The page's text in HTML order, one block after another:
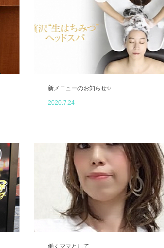
新メニューのお知らせ✨
2020.7.24
働くママとして